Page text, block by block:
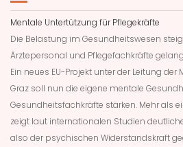
Mentale Untertützung für Pflegekräfte
Die Belastung im Gesundheitswesen
Ärztepersonal und Pflegefachkräfte
Ein neues EU-Projekt unter der Leitung
Graz soll nun die eigene mentale
Gesundheitsfachkräfte stärken. Mehr als
zeigt laut internationalen Studien
also der psychischen Widerstandskraft